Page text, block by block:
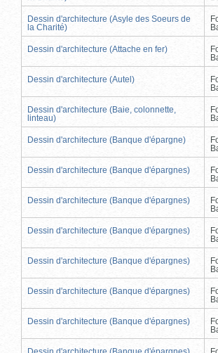
Dessin d'architecture (Asyle des Soeurs de
la Charité)
Dessin d'architecture (Attache en fer)
Dessin d'architecture (Autel)
Dessin d'architecture (Baie, colonnette,
linteau)
Dessin d'architecture (Banque d'épargne)
Dessin d'architecture (Banque d'épargnes)
Dessin d'architecture (Banque d'épargnes)
Dessin d'architecture (Banque d'épargnes)
Dessin d'architecture (Banque d'épargnes)
Dessin d'architecture (Banque d'épargnes)
Dessin d'architecture (Banque d'épargnes)